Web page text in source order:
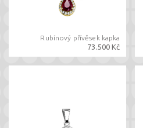
Rubínový přívěsek kapka
73.500 Kč